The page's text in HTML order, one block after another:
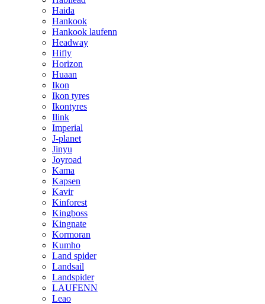
Haida
Hankook
Hankook laufenn
Headway
Hifly
Horizon
Huaan
Ikon
Ikon tyres
Ikontyres
Ilink
Imperial
J-planet
Jinyu
Joyroad
Kama
Kapsen
Kavir
Kinforest
Kingboss
Kingnate
Kormoran
Kumho
Land spider
Landsail
Landspider
LAUFENN
Leao